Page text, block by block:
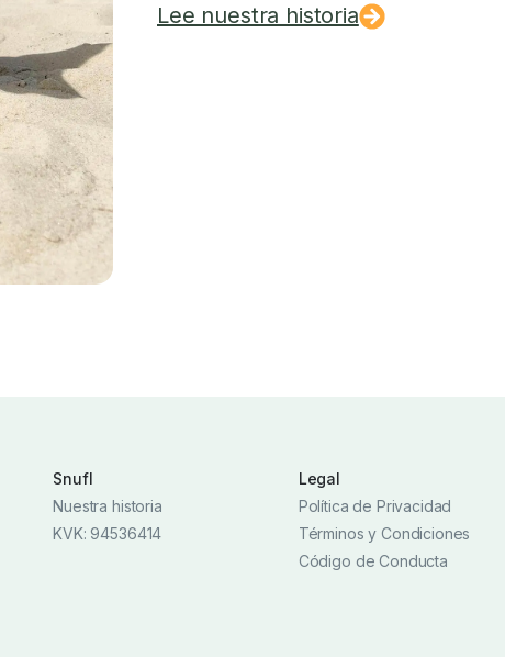
Lee nuestra historia
Snufl
Nuestra historia
KVK: 94536414
Legal
Política de Privacidad
Términos y Condiciones
Código de Conducta